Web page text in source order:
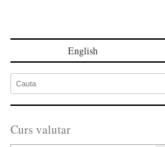
English
Curs valutar